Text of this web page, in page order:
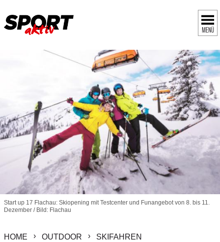
MENÜ
Start up 17 Flachau: Skiopening mit Testcenter und Funangebot von 8. bis 11.
Dezember / Bild: Flachau
HOME OUTDOOR SKIFAHREN